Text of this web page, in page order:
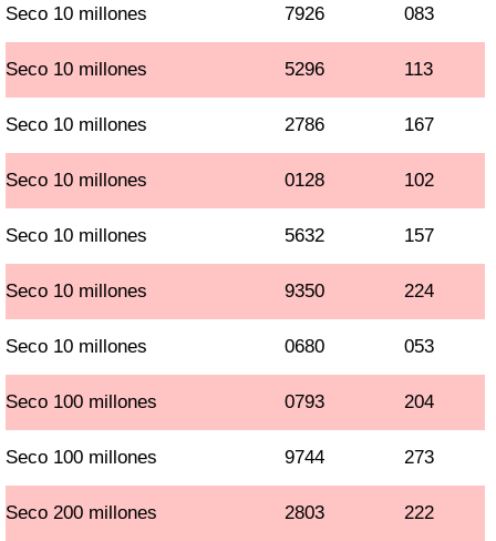
Seco 10 millones 7926 083
Seco 10 millones 5296 113
Seco 10 millones 2786 167
Seco 10 millones 0128 102
Seco 10 millones 5632 157
Seco 10 millones 9350 224
Seco 10 millones 0680 053
Seco 100 millones 0793 204
Seco 100 millones 9744 273
Seco 200 millones 2803 222